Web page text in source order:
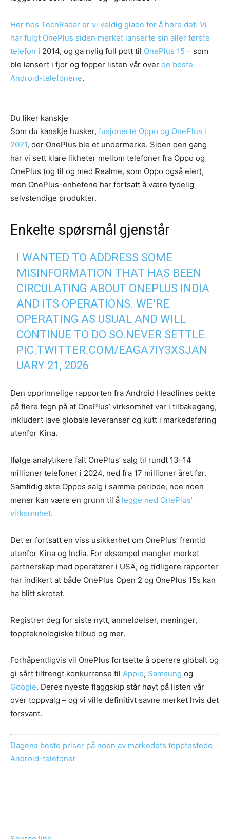
Her hos TechRadar er vi veldig glade for å høre det. Vi
har fulgt OnePlus siden merket lanserte sin aller første
telefon i 2014, og ga nylig full pott til OnePlus 15 – som
ble lansert i fjor og topper listen vår over de beste
Android-telefonene.
Du liker kanskje
Som du kanskje husker, fusjonerte Oppo og OnePlus i
2021, der OnePlus ble et undermerke. Siden den gang
har vi sett klare likheter mellom telefoner fra Oppo og
OnePlus (og til og med Realme, som Oppo også eier),
men OnePlus-enhetene har fortsatt å være tydelig
selvstendige produkter.
Enkelte spørsmål gjenstår
I WANTED TO ADDRESS SOME
MISINFORMATION THAT HAS BEEN
CIRCULATING ABOUT ONEPLUS INDIA
AND ITS OPERATIONS. WE’RE
OPERATING AS USUAL AND WILL
CONTINUE TO DO SO.NEVER SETTLE.
PIC.TWITTER.COM/EAGA7IY3XSJAN
UARY 21, 2026
Den opprinnelige rapporten fra Android Headlines pekte
på flere tegn på at OnePlus’ virksomhet var i tilbakegang,
inkludert lave globale leveranser og kutt i markedsføring
utenfor Kina.
Ifølge analytikere falt OnePlus’ salg til rundt 13–14
millioner telefoner i 2024, ned fra 17 millioner året før.
Samtidig økte Oppos salg i samme periode, noe noen
mener kan være en grunn til å legge ned OnePlus’
virksomhet.
Det er fortsatt en viss usikkerhet om OnePlus’ fremtid
utenfor Kina og India. For eksempel mangler merket
partnerskap med operatører i USA, og tidligere rapporter
har indikert at både OnePlus Open 2 og OnePlus 15s kan
ha blitt skrotet.
Registrer deg for siste nytt, anmeldelser, meninger,
toppteknologiske tilbud og mer.
Forhåpentligvis vil OnePlus fortsette å operere globalt og
gi sårt tiltrengt konkurranse til Apple, Samsung og
Google. Deres nyeste flaggskip står høyt på listen vår
over toppvalg – og vi ville definitivt savne merket hvis det
forsvant.
Dagens beste priser på noen av markedets topptestede
Android-telefoner